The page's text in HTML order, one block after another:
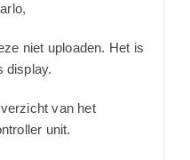
niet uploaden. Het is
display.
van het
unit.